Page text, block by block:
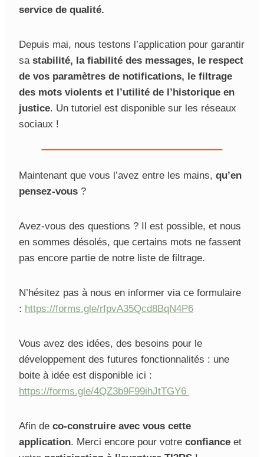
service de qualité.
Depuis mai, nous testons l’application pour garantir
sa stabilité, la fiabilité des messages, le respect
de vos paramètres de notifications, le filtrage
des mots violents et l’utilité de l’historique en
justice. Un tutoriel est disponible sur les réseaux
sociaux !
Maintenant que vous l’avez entre les mains, qu’en
pensez-vous ?
Avez-vous des questions ? Il est possible, et nous
en sommes désolés, que certains mots ne fassent
pas encore partie de notre liste de filtrage.
N’hésitez pas à nous en informer via ce formulaire
: https://forms.gle/rfpvA35Qcd8BqN4P6
Vous avez des idées, des besoins pour le
développement des futures fonctionnalités : une
boite à idée est disponible ici :
https://forms.gle/4QZ3b9F99ihJtTGY6
Afin de co-construire avec vous cette
application. Merci encore pour votre confiance et